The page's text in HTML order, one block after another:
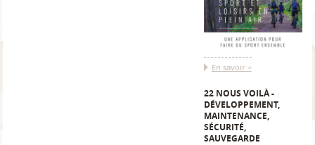
En savoir +
22 NOUS VOILÀ -
DÉVELOPPEMENT,
MAINTENANCE,
SÉCURITÉ,
SAUVEGARDE